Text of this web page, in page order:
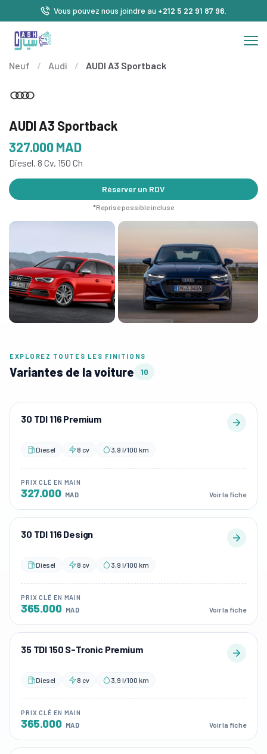
Vous pouvez nous joindre au +212 5 22 91 87 96
Neuf / Audi / AUDI A3 Sportback
AUDI A3 Sportback
327.000MAD
Diesel, 8 Cv, 150 Ch
Réserver un RDV
*Reprise possible incluse
EXPLOREZ TOUTES LES FINITIONS
Variantes de la voiture 10
30 TDI 116 Premium
Diesel 8 cv 3,9 l/100 km
PRIX CLÉ EN MAIN
327.000 MAD Voir la fiche
30 TDI 116 Design
Diesel 8 cv 3,9 l/100 km
PRIX CLÉ EN MAIN
365.000 MAD Voir la fiche
35 TDI 150 S-Tronic Premium
Diesel 8 cv 3,9 l/100 km
PRIX CLÉ EN MAIN
365.000 MAD Voir la fiche